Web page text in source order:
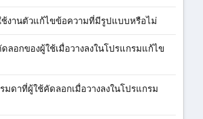
ช้งานตัวแก้ไขข้อความที่มีรูปแบบหรือไม่
ลอกของผู้ใช้เมื่อวางลงในโปรแกรมแก้ไข
มดาที่ผู้ใช้คัดลอกเมื่อวางลงในโปรแกรม